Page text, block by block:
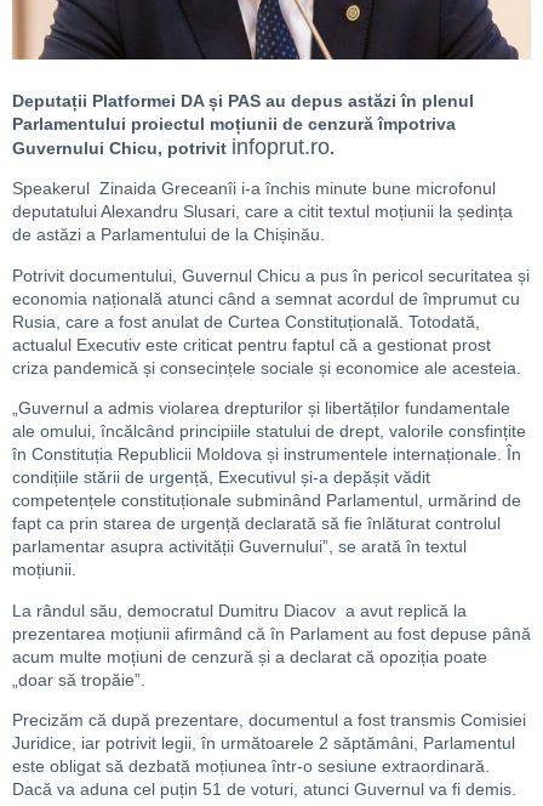
Deputații Platformei DA și PAS au depus astăzi în plenul
Parlamentului proiectul moțiunii de cenzură împotriva
Guvernului Chicu, potrivit infoprut.ro.
Speakerul Zinaida Greceanîi i-a închis minute bune microfonul
deputatului Alexandru Slusari, care a citit textul moțiunii la ședința
de astăzi a Parlamentului de la Chișinău.
Potrivit documentului, Guvernul Chicu a pus în pericol securitatea și
economia națională atunci când a semnat acordul de împrumut cu
Rusia, care a fost anulat de Curtea Constituțională. Totodată,
actualul Executiv este criticat pentru faptul că a gestionat prost
criza pandemică și consecințele sociale și economice ale acesteia.
„Guvernul a admis violarea drepturilor și libertăților fundamentale
ale omului, încălcând principiile statului de drept, valorile consfințite
în Constituția Republicii Moldova și instrumentele internaționale. În
condițiile stării de urgență, Executivul și-a depășit vădit
competențele constituționale subminând Parlamentul, urmărind de
fapt ca prin starea de urgență declarată să fie înlăturat controlul
parlamentar asupra activității Guvernului”, se arată în textul
moțiunii.
La rândul său, democratul Dumitru Diacov a avut replică la
prezentarea moțiunii afirmând că în Parlament au fost depuse până
acum multe moțiuni de cenzură și a declarat că opoziția poate
„doar să tropăie”.
Precizăm că după prezentare, documentul a fost transmis Comisiei
Juridice, iar potrivit legii, în următoarele 2 săptămâni, Parlamentul
este obligat să dezbată moțiunea într-o sesiune extraordinară.
Dacă va aduna cel puțin 51 de voturi, atunci Guvernul va fi demis.